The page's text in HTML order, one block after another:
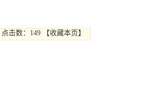
点击数： 149 【收藏本页 】